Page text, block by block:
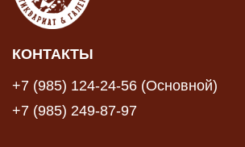
КОНТАКТЫ
+7 (985) 124-24-56 (Основной)
+7 (985) 249-87-97